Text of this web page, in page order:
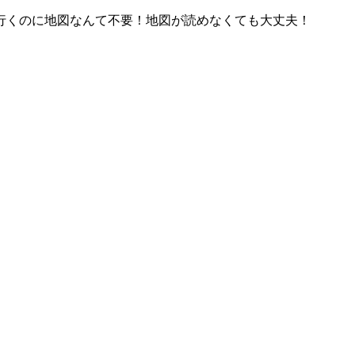
のに地図なんて不要！地図が読めなくても大丈夫！